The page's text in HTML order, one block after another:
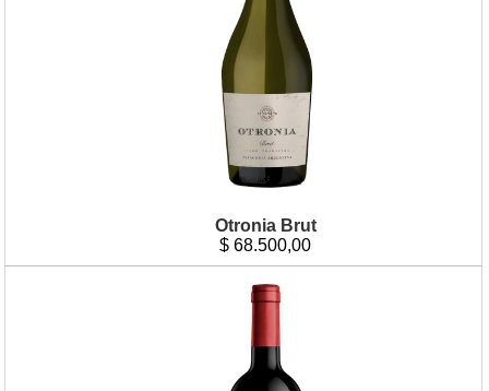
Otronia Brut
$ 68.500,00